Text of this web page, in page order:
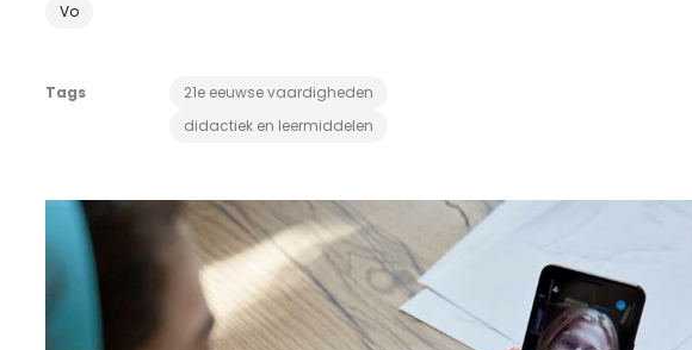
Vo
Tags
21e eeuwse vaardigheden
didactiek en leermiddelen